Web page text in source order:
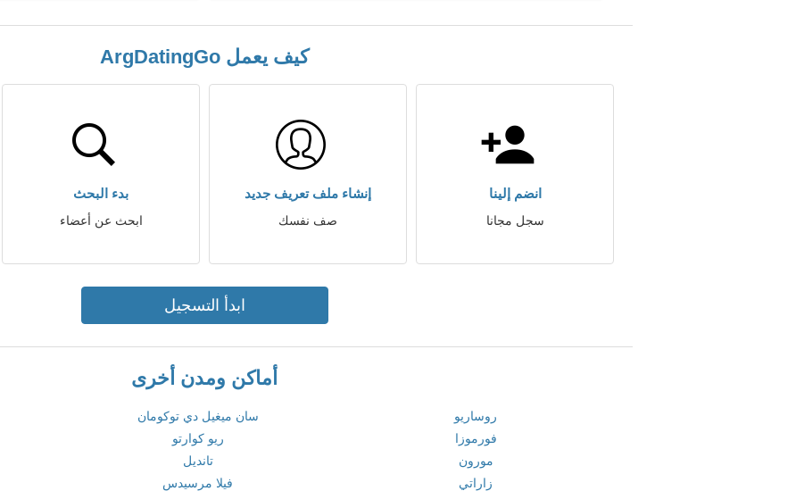
كيف يعمل ArgDatingGo
انضم إلينا
سجل مجانا
إنشاء ملف تعريف جديد
صف نفسك
بدء البحث
ابحث عن أعضاء
ابدأ التسجيل
أماكن ومدن أخرى
روساريو سان ميغيل دي توكومان
فورموزا
ريو كوارتو
مورون
تانديل
زاراتي
فيلا مرسيدس